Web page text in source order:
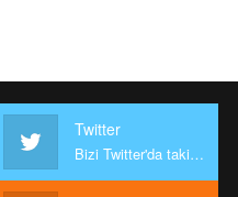
Twitter
Bizi Twitter'da takip edin